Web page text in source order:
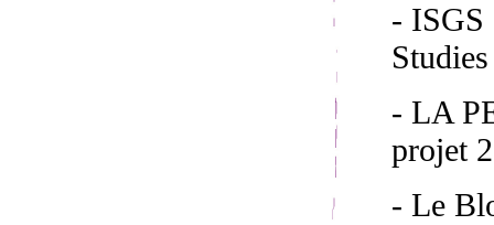
- ISGS
Studies
- LA
projet
- Le